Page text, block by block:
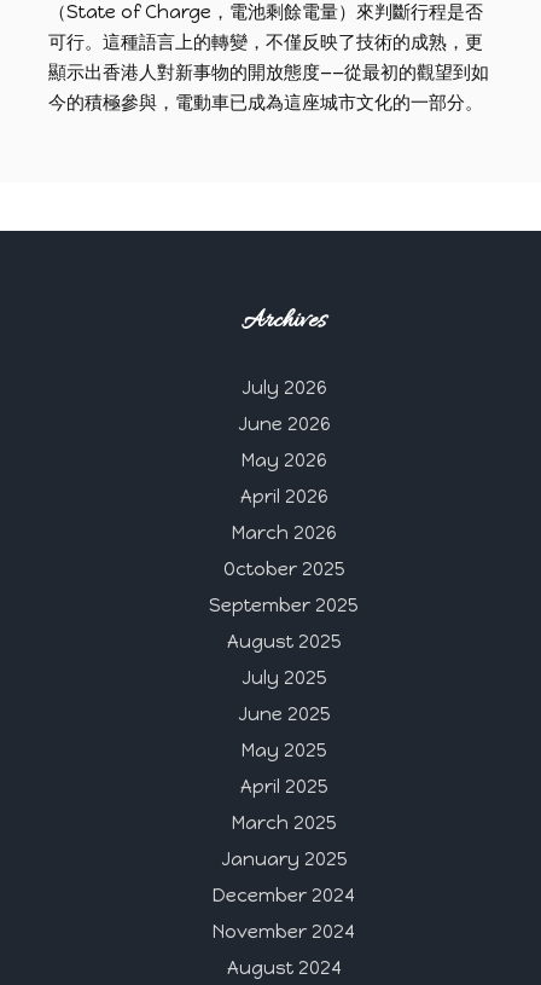
（State of Charge，電池剩餘電量）來判斷行程是否
可行。這種語言上的轉變，不僅反映了技術的成熟，更
顯示出香港人對新事物的開放態度——從最初的觀望到如
今的積極參與，電動車已成為這座城市文化的一部分。
Archives
July 2026
June 2026
May 2026
April 2026
March 2026
October 2025
September 2025
August 2025
July 2025
June 2025
May 2025
April 2025
March 2025
January 2025
December 2024
November 2024
August 2024